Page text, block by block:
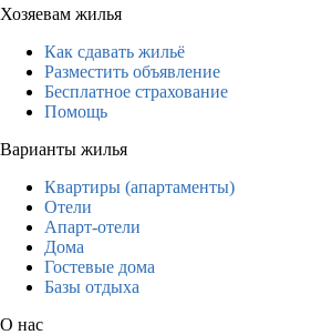
Хозяевам жилья
Как сдавать жильё
Разместить объявление
Бесплатное страхование
Помощь
Варианты жилья
Квартиры (апартаменты)
Отели
Апарт-отели
Дома
Гостевые дома
Базы отдыха
О нас